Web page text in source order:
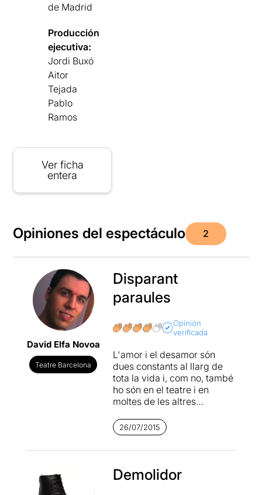
de Madrid
Producción
ejecutiva:
Jordi Buxó
Aitor
Tejada
Pablo
Ramos
Ver ficha
entera
Opiniones del espectáculo 2
David Elfa Novoa
Teatre Barcelona
Disparant
paraules
Opinión
verificada
L'amor i el desamor són
dues constants al llarg de
tota la vida i, com no, també
ho són en el teatre i en
moltes de les altres
aquesta ocasió,
producciones
una obra sobre l'amor ferit i
van donant mentre es
produeix una batalla
26/07/2015
Demolidor